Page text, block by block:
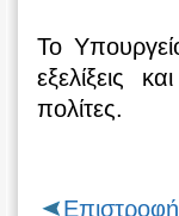
Το
εξελίξεις
πολίτες.
Επιστροφή